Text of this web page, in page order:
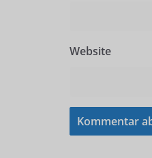
Website